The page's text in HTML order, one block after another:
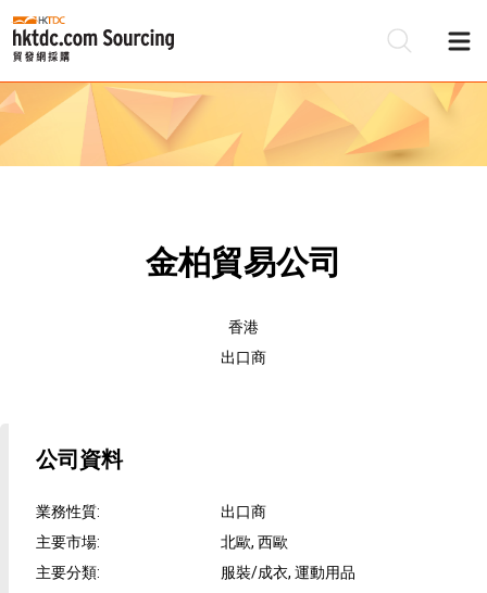
金柏貿易公司
香港
出口商
公司資料
業務性質:
出口商
主要市場:
北歐, 西歐
主要分類:
服裝/成衣, 運動用品